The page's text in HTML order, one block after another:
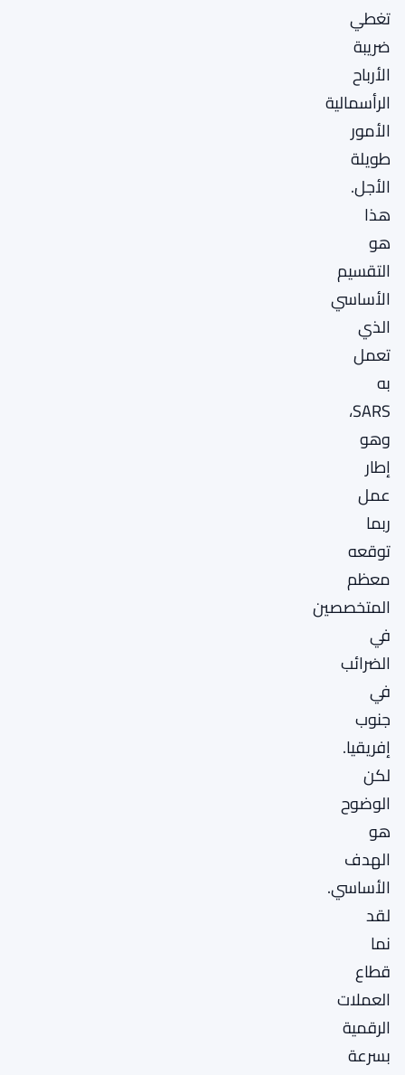
تغطي
ضريبة
الأرباح
الرأسمالية
الأمور
طويلة
الأجل.
هذا
هو
التقسيم
الأساسي
الذي
تعمل
به
SARS،
وهو
إطار
عمل
ربما
توقعه
معظم
المتخصصين
في
الضرائب
في
جنوب
إفريقيا.
لكن
الوضوح
هو
الهدف
الأساسي.
لقد
نما
قطاع
العملات
الرقمية
بسرعة